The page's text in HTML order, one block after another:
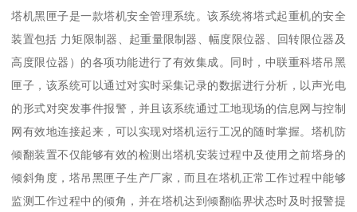
塔机黑匣子是一款塔机安全管理系统。该系统将塔式起重机的安全
装置包括 力矩限制器、起重量限制器、幅度限位器、回转限位器及
高度限位器）的各项功能进行了有效集成。同时，中联重科塔吊黑
匣子，该系统可以通过对实时采集记录的数据进行分析，以声光电
的形式对突发事件报警，并且该系统通过工地现场的信息网与控制
网有效地连接起来，可以实现对塔机运行工况的随时掌握。塔机防
倾翻装置不仅能够有效的检测出塔机安装过程中及使用之前塔身的
倾斜角度，塔吊黑匣子生产厂家，而且在塔机正常工作过程中能够
监测工作过程中的倾角，并在塔机达到倾翻临界状态时及时报警提